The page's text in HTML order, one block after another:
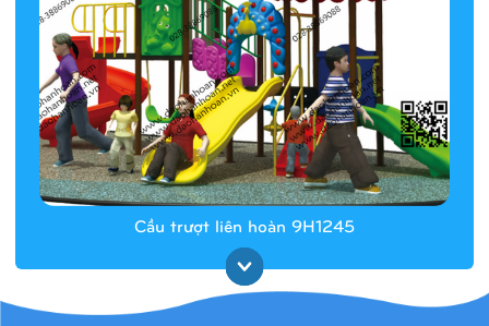
Cầu trượt liên hoàn 9H1245